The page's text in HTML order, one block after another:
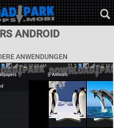
ANDROID
ANWENDUNGEN